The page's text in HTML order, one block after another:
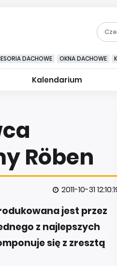
DACHOWE OKNA DACHOWE
Kalendarium
Röben
2011-10-31
jest przez
z najlepszych
się z zresztą